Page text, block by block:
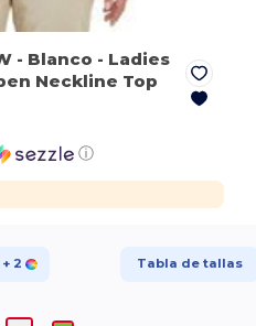
- Blanco - Ladies
Neckline Top
ⓘ
+ 2 Tabla de tallas